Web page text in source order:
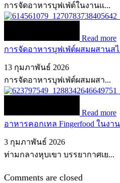
การจัดอาหารบุฟเฟ่ต์ในงานแ...
Read more
การจัดอาหารบุฟเฟ่ต์ผสมผสานส
13 กุมภาพันธ์ 2026
การจัดอาหารบุฟเฟ่ต์ผสมผสา...
Read more
อาหารคอกเทล Fingerfood ในงา
3 กุมภาพันธ์ 2026
ท่ามกลางหุบเขา บรรยากาศเย...
Comments are closed